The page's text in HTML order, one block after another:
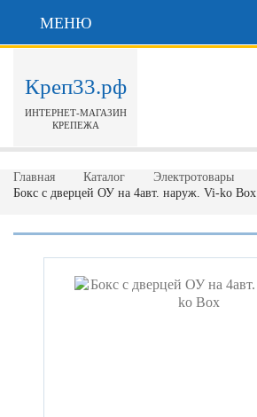
МЕНЮ
Креп33.рф
ИНТЕРНЕТ-МАГАЗИН
КРЕПЕЖА
Главная Каталог Электротовары
Бокс с дверцей ОУ на 4авт. наруж. Vi-ko Box